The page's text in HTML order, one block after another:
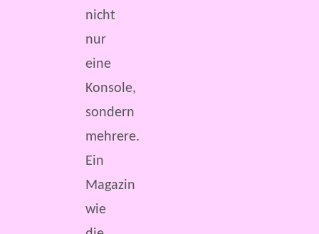
nicht
nur
eine
Konsole,
sondern
mehrere.
Ein
Magazin
wie